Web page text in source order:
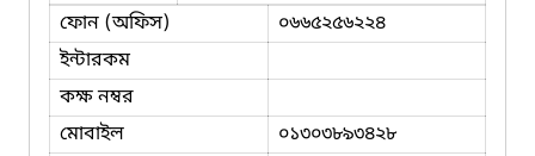
ফোন (অফিস)
০৬৬৫২৫৬২২৪
ইন্টারকম
কক্ষ নম্বর
মোবাইল
০১৩০৩৮৯৩৪২৮